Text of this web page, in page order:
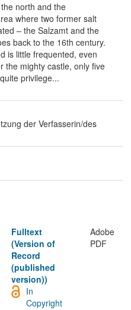
north and the
where two former salt
– the Salzamt and the
back to the 16th century.
is little frequented, even
the mighty castle, only five
privilege...
der Verfasserin/des
Fulltext
(Version of
Record
(published
version))
Adobe
PDF
In
Copyright